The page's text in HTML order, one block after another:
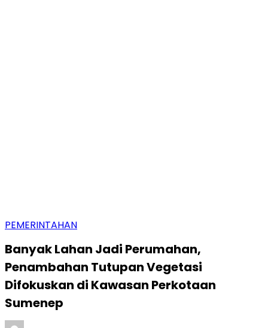
PEMERINTAHAN
Banyak Lahan Jadi Perumahan,
Penambahan Tutupan Vegetasi
Difokuskan di Kawasan Perkotaan
Sumenep